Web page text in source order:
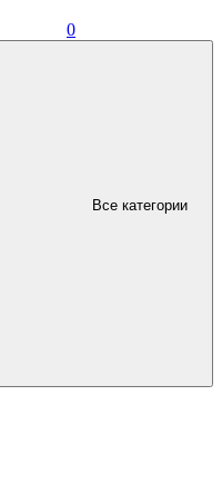
0
Все категории